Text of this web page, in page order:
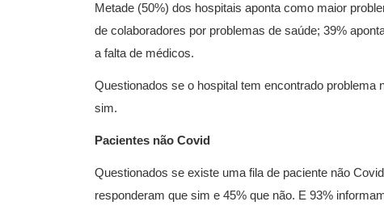
Metade (50%) dos hospitais aponta como maior
de colaboradores por problemas de saúde; 39%
a falta de médicos.
Questionados se o hospital tem encontrado
sim.
Pacientes não Covid
Questionados se existe uma fila de paciente não
responderam que sim e 45% que não. E 93%